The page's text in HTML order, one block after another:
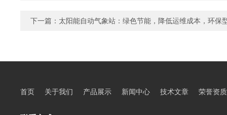
下一篇： 太阳能自动气象站：绿色节能，降低运维成本，环保
首页 关于我们 产品展示 新闻中心 技术文章 荣誉资质